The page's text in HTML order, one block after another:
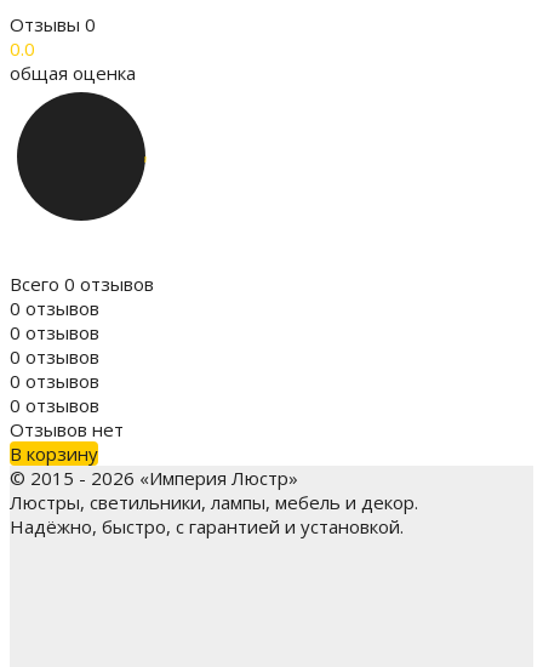
Отзывы 0
0.0
общая оценка
Всего 0 отзывов
0 отзывов
0 отзывов
0 отзывов
0 отзывов
0 отзывов
Отзывов нет
В корзину
© 2015 - 2026 «Империя Люстр»
Люстры, светильники, лампы, мебель и декор.
Надёжно, быстро, с гарантией и установкой.